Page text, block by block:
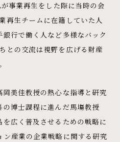
事業再生をした際に当時の会
再生チームに在籍していた人
銀行で働く人など多様なバック
との交流は視野を広げる財産
岡美佳教授の熱心な指導と研究
の博士課程に進んだ馬塲教授
を広く普及させるための戦略に
ン産業の企業戦略に関する研究